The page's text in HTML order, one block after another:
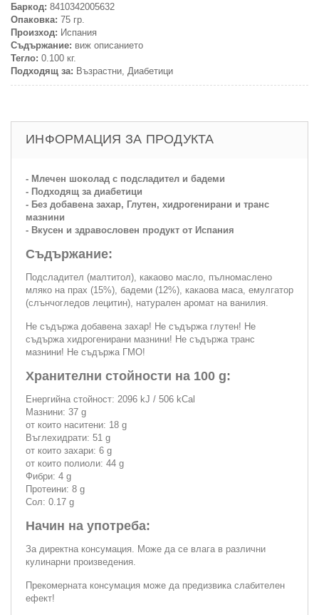
Баркод: 8410342005632
Опаковка: 75 гр.
Произход: Испания
Съдържание: виж описанието
Тегло: 0.100 кг.
Подходящ за: Възрастни, Диабетици
ИНФОРМАЦИЯ ЗА ПРОДУКТА
- Млечен шоколад с подсладител и бадеми
- Подходящ за диабетици
- Без добавена захар, Глутен, хидрогенирани и транс
мазнини
- Вкусен и здравословен продукт от Испания
Съдържание:
Подсладител (малтитол), какаово масло, пълномаслено
мляко на прах (15%), бадеми (12%), какаова маса, емулгатор
(слънчогледов лецитин), натурален аромат на ванилия.
Не съдържа добавена захар! Не съдържа глутен! Не
съдържа хидрогенирани мазнини! Не съдържа транс
мазнини! Не съдържа ГМО!
Хранителни стойности на 100 g:
Енергийна стойност: 2096 kJ / 506 kCal
Мазнини: 37 g
от които наситени: 18 g
Въглехидрати: 51 g
от които захари: 6 g
от които полиоли: 44 g
Фибри: 4 g
Протеини: 8 g
Сол: 0.17 g
Начин на употреба:
За директна консумация. Може да се влага в различни
кулинарни произведения.
Прекомерната консумация може да предизвика слабителен
ефект!